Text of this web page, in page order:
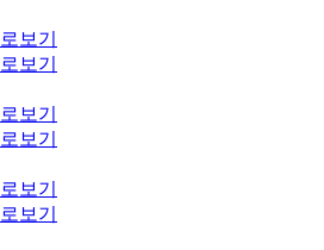
보기
보기
보기
보기
보기
보기